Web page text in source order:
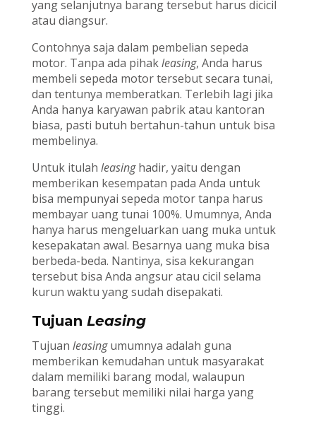
yang selanjutnya barang tersebut harus dicicil
atau diangsur.
Contohnya saja dalam pembelian sepeda
motor. Tanpa ada pihakleasing, Anda harus
membeli sepeda motor tersebut secara tunai,
dan tentunya memberatkan. Terlebih lagi jika
Anda hanya karyawan pabrik atau kantoran
biasa, pasti butuh bertahun-tahun untuk bisa
membelinya.
Untuk itulah leasinghadir, yaitu dengan
memberikan kesempatan pada Anda untuk
bisa mempunyai sepeda motor tanpa harus
membayar uang tunai 100%. Umumnya, Anda
hanya harus mengeluarkan uang muka untuk
kesepakatan awal. Besarnya uang muka bisa
berbeda-beda. Nantinya, sisa kekurangan
tersebut bisa Anda angsur atau cicil selama
kurun waktu yang sudah disepakati.
Tujuan Leasing
Tujuan leasingumumnya adalah guna
memberikan kemudahan untuk masyarakat
dalam memiliki barang modal, walaupun
barang tersebut memiliki nilai harga yang
tinggi.